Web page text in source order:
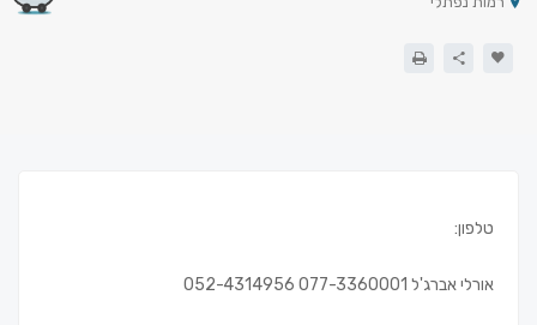
טלפון:
אורלי אברג'ל 077-3360001 052-4314956